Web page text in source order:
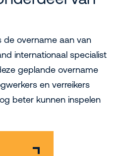
de overname aan van
internationaal specialist
geplande overname
en verreikers
beter kunnen inspelen